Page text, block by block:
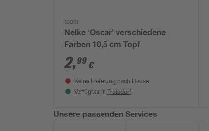
toom
Nelke 'Oscar' verschiedene
Farben 10,5 cm Topf
2,99 €
Keine Lieferung nach Hause
Verfügbar in Troisdorf
Unsere passenden Services